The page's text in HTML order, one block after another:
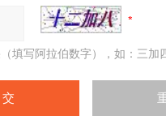
填写阿拉伯数字），如：三加